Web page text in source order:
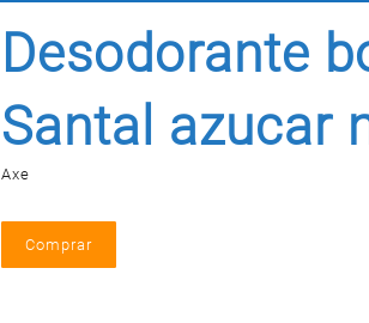
Desodorante
Santal azucar
Axe